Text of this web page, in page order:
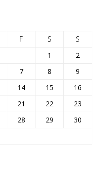
F S
S
1
2
7 8
9
14 15
16
21 22
23
28 29
30